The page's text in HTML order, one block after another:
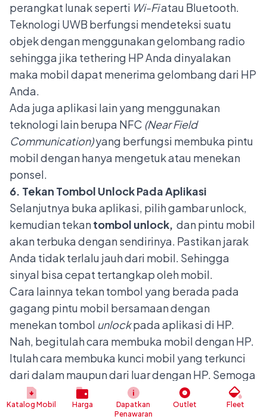
perangkat lunak seperti Wi-Fiatau Bluetooth.
Teknologi UWB berfungsi mendeteksi suatu
objek dengan menggunakan gelombang radio
sehingga jika tethering HP Anda dinyalakan
maka mobil dapat menerima gelombang dari HP
Anda.
Ada juga aplikasi lain yang menggunakan
teknologi lain berupa NFC (Near Field
Communication)yang berfungsi membuka pintu
mobil dengan hanya mengetuk atau menekan
ponsel.
6. Tekan Tombol Unlock Pada Aplikasi
Selanjutnya buka aplikasi, pilih gambar unlock,
kemudian tekantombol unlock, dan pintu mobil
akan terbuka dengan sendirinya. Pastikan jarak
Anda tidak terlalu jauh dari mobil. Sehingga
sinyal bisa cepat tertangkap oleh mobil.
Cara lainnya tekan tombol yang berada pada
gagang pintu mobil bersamaan dengan
menekan tombol unlockpada aplikasi di HP.
Nah, begitulah cara membuka mobil dengan HP.
Itulah cara membuka kunci mobil yang terkunci
dari dalam maupun dari luar dengan HP. Semoga
bisa bermanfaat.
Jika Anda mengalami kesulitan dalam membuka
Katalog Mobil Harga
Dapatkan
Penawaran
Outlet Fleet